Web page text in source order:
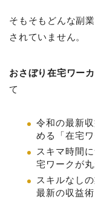
そもそもどんな副
されていません。
おさぼり在宅ワー
て
令和の最新
める「在宅
スキマ時間
宅ワークが丸
スキルなし
最新の収益術